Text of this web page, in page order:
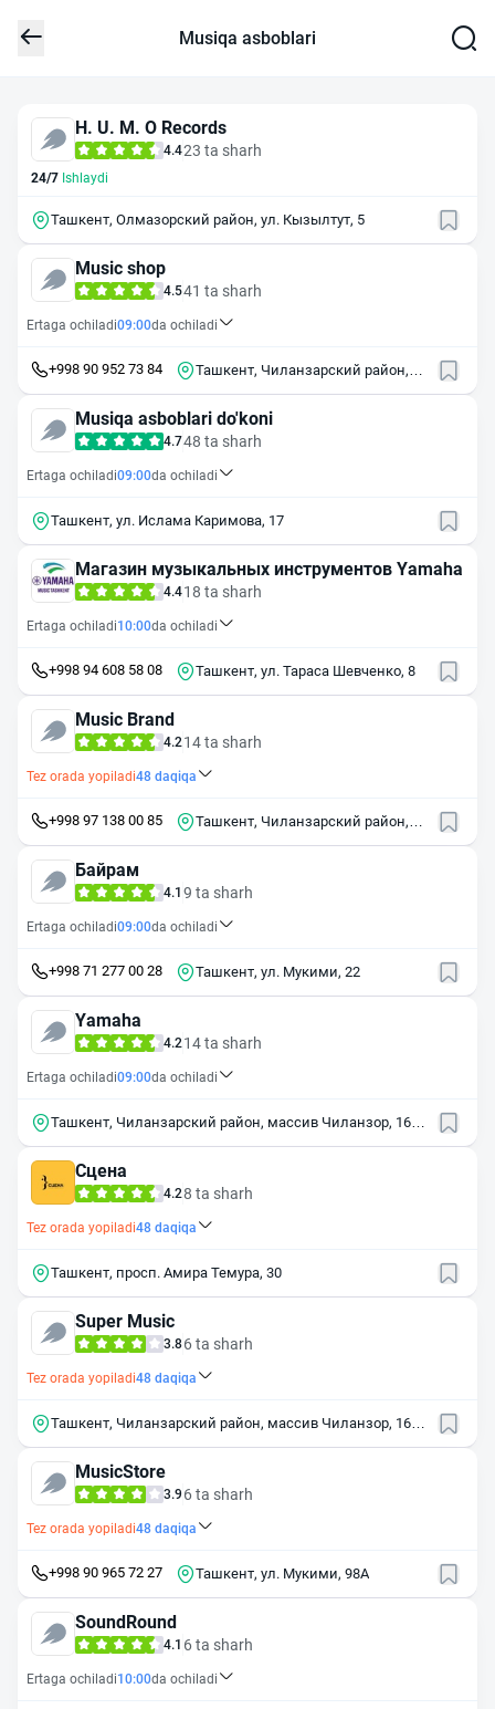
Musiqa asboblari
H. U. M. O Records
4.423 ta sharh
24/7 Ishlaydi
Ташкент, Олмазорский район, ул. Кызылтут, 5
Music shop
4.541 ta sharh
Ertaga ochiladi09:00da ochiladi
+998 90 952 73 84
Ташкент, Чиланзарский район,
Musiqa asboblari do'koni
4.748 ta sharh
Ertaga ochiladi09:00da ochiladi
Ташкент, ул. Ислама Каримова, 17
Магазин музыкальных инструментов Yamaha
4.418 ta sharh
Ertaga ochiladi10:00da ochiladi
+998 94 608 58 08 Ташкент, ул. Тараса Шевченко, 8
Music Brand
4.2 14 ta sharh
Tez orada yopiladi48 daqiqa
+998 97 138 00 85
Ташкент, Чиланзарский район,
Байрам
4.1 9 ta sharh
Ertaga ochiladi09:00da ochiladi
+998 71 277 00 28 Ташкент, ул. Мукими, 22
Yamaha
4.2 14 ta sharh
Ertaga ochiladi09:00da ochiladi
Ташкент, Чиланзарский район, массив Чиланзор, 16-й
Сцена
4.28 ta sharh
Tez orada yopiladi48 daqiqa
Ташкент, просп. Амира Темура, 30
Super Music
3.86 ta sharh
Tez orada yopiladi48 daqiqa
Ташкент, Чиланзарский район, массив Чиланзор, 16-й
MusicStore
3.9 6 ta sharh
Tez orada yopiladi48 daqiqa
+998 90 965 72 27 Ташкент, ул. Мукими, 98А
SoundRound
4.1 6 ta sharh
Ertaga ochiladi10:00da ochiladi